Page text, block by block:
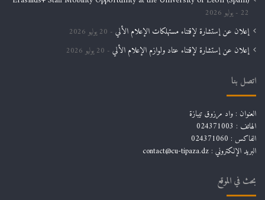
22 يوليو 2026
إعلان عن إستشارة لإقتناء مستهلكات الإعلام الألي 20 يوليو 2026
إعلان عن إستشارة لإقتناء عتاد ولوازم الإعلام الألي 20 يوليو 2026
اتصل بنا
العنوان : واد مرزوق تيبازة
الهاتف : 024371003
الفاكس : 024371060
البريد الإلكتروني : contact@cu-tipaza.dz
بحث في الموقع